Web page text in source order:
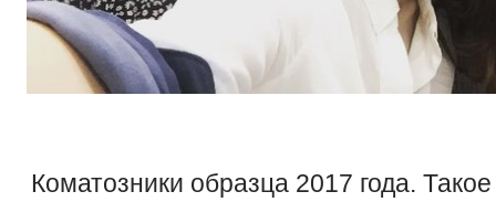
Коматозники образца 2017 года.